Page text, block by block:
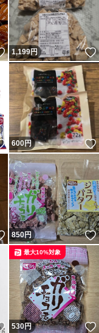
いいね！
1,199円
いいね！
600円
いいね！
850円
いいね！
530円
最大10%対象